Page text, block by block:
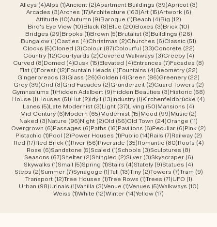
Alleys (4)4 Beiträge
Alps (1)1 Beitrag
Ancient (2)2 Beiträge
Apartment Buildings (39)39 Beiträge
Apricot (3)3
Arcades (3)3 Beiträge
Arches (17)17 Beiträge
Architecture (163)163 Beiträge
Art (15)15 Beiträge
Artwork (6)6
Attitude (10)10 Beiträge
Autumn (9)9 Beiträge
Baroque (1)1 Beitrag
Beach (4)4 Beiträge
Big (12)
Bird's Eye View (10)10 Beiträge
Black (8)8 Beiträge
Blue (20)20 Beiträge
Boxes (3)3 Beiträge
Brick (10)
Bridges (29)29 Beiträge
Brooks (1)1 Beitrag
Brown (5)5 Beiträge
Brutalist (3)3 Beiträge
Buildings (126)126
Bungalow (1)1 Beitrag
Castles (4)4 Beiträge
Christmas (2)2 Beiträge
Churches (6)6 Beiträge
Classic (51)
Clocks (5)5 Beiträge
Cloned (3)3 Beiträge
Colour (87)87 Beiträge
Colourful (33)33 Beiträge
Concrete (22)22
Country (12)12 Beiträge
Courtyards (2)2 Beiträge
Covered Walkways (3)3 Beiträge
Creepy (4)4
Curved (8)8 Beiträge
Domed (4)4 Beiträge
Dusk (15)15 Beiträge
Elevated (4)4 Beiträge
Entrances (7)7 Beiträge
Facades (8)
Flat (1)1 Beitrag
Forest (12)12 Beiträge
Fountain Heads (1)1 Beitrag
Fountains (4)4 Beiträge
Geometry (22)
Gingerbreads (3)3 Beiträge
Glass (26)26 Beiträge
Golden (4)4 Beiträge
Green (86)86 Beiträge
Greenery (22)
Grey (39)39 Beiträge
Grid (3)3 Beiträge
Grid Facades (2)2 Beiträge
Gründerzeit (2)2 Beiträge
Guard Towers (2)2
Gymnasiums (1)1 Beitrag
Hidden Adalbert (9)9 Beiträge
Hidden Beauties (3)3 Beiträge
Historic (68)
House (1)1 Beitrag
Houses (51)51 Beiträge
Hut (2)2 Beiträge
Idyll (13)13 Beiträge
Industry (1)1 Beitrag
Kirchenfeldbrücke (4)
Lanes (5)5 Beiträge
Late Modernist (3)3 Beiträge
Light (37)37 Beiträge
Living (50)50 Beiträge
Mansions (4)
Mid-Century (6)6 Beiträge
Modern (65)65 Beiträge
Modernist (15)15 Beiträge
Mood (99)99 Beiträge
Music (2)
Naked (3)3 Beiträge
Nature (96)96 Beiträge
Night (2)2 Beiträge
Old (56)56 Beiträge
Old Town (24)24 Beiträge
Orange (11)
Overgrown (6)6 Beiträge
Passages (6)6 Beiträge
Paths (16)16 Beiträge
Pavilions (6)6 Beiträge
Peculiar (6)6 Beiträge
Pink (2)
Pistachio (1)1 Beitrag
Pool (2)2 Beiträge
Power Houses (1)1 Beitrag
Public (14)14 Beiträge
Rails (7)7 Beiträge
Railway (2)2
Red (17)17 Beiträge
Red Brick (1)1 Beitrag
River (56)56 Beiträge
Riverside (35)35 Beiträge
Romantic (80)80 Beiträge
Roofs (4)4
Rose (6)6 Beiträge
Sandstone (5)5 Beiträge
Scaled (1)1 Beitrag
Schools (3)3 Beiträge
Sculptures (8)
Seasons (67)67 Beiträge
Shelter (2)2 Beiträge
Shingled (2)2 Beiträge
Silver (3)3 Beiträge
Skyscraper (6)6
Skywalks (1)1 Beitrag
Small (5)5 Beiträge
Spring (1)1 Beitrag
Stairs (4)4 Beiträge
Stately (9)9 Beiträge
Statues (4)
Steps (2)2 Beiträge
Summer (7)7 Beiträge
Synagoge (1)1 Beitrag
Tall (13)13 Beiträge
Tiny (2)2 Beiträge
Towers (7)7 Beiträge
Tram (9)9
Transport (12)12 Beiträge
Tree Houses (1)1 Beitrag
Tree Rows (1)1 Beitrag
Trees (71)71 Beiträge
UFO (1)1 Beitrag
Urban (98)98 Beiträge
Urinals (1)1 Beitrag
Vanilla (3)3 Beiträge
Venue (1)1 Beitrag
Venues (5)5 Beiträge
Walkways (10)10
Weiss (1)1 Beitrag
White (12)12 Beiträge
Winter (14)14 Beiträge
Yellow (17)